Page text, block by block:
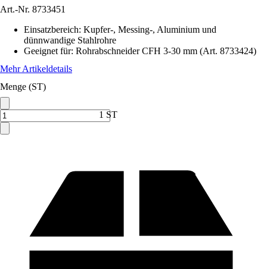
Art.-Nr. 8733451
Einsatzbereich: Kupfer-, Messing-, Aluminium und
dünnwandige Stahlrohre
Geeignet für: Rohrabschneider CFH 3-30 mm (Art. 8733424)
Mehr Artikeldetails
Menge (ST)
1 ST